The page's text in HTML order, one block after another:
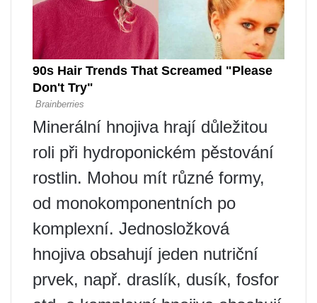
Minerální hnojiva hrají důležitou
roli při hydroponickém pěstování
rostlin. Mohou mít různé formy,
od monokomponentních po
komplexní. Jednosložková
hnojiva obsahují jeden nutriční
prvek, např. draslík, dusík, fosfor